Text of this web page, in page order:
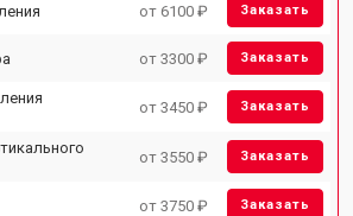
от 6100 ₽ Заказать
от 3300 ₽ Заказать
от 3450 ₽ Заказать
от 3550 ₽ Заказать
от 3750 ₽ Заказать